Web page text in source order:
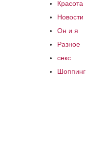
Красота
Новости
Он и я
Разное
секс
Шоппинг